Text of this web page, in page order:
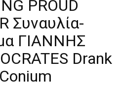
PROUD
Συναυλία-
ΓΙΑΝΝΗΣ
Drank